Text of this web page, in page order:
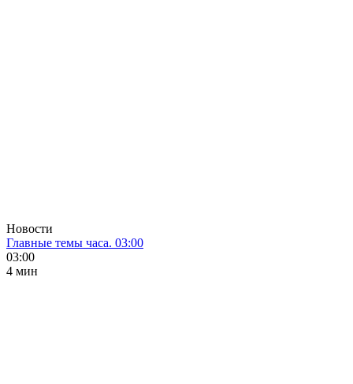
Новости
Главные темы часа. 03:00
03:00
4 мин